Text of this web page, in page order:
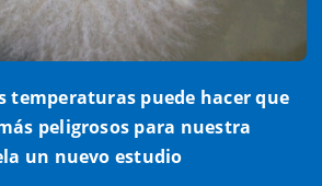
temperaturas puede hacer que
peligrosos para nuestra
un nuevo estudio